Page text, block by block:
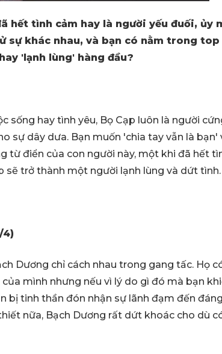
hết tình cảm hay là người yếu đuối, ủy
sự khác nhau, và bạn có nằm trong top
'lạnh lùng' hàng đầu?
sống hay tình yêu, Bọ Cạp luôn là người
sự dây dưa. Bạn muốn 'chia tay vẫn là bạn'
từ điển của con người này, một khi đã hết
sẽ trở thành một người lạnh lùng và dứt tình.
4)
Dương chỉ cách nhau trong gang tấc. Họ
mình nhưng nếu vì lý do gì đó mà bạn
bị tinh thần đón nhận sự lãnh đạm đến
nữa, Bạch Dương rất dứt khoác cho dù